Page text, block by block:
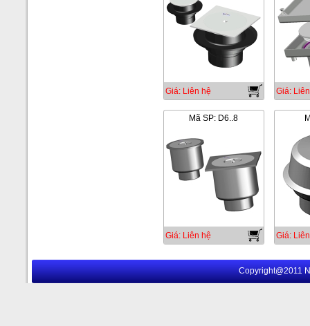
Giá: Liên hệ Giá:
Mã SP: D6..8
Giá: Liên hệ Giá:
Copyright@2011